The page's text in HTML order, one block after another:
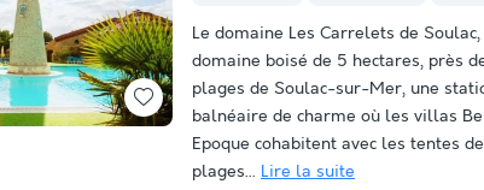
Le domaine Les Carrelets de Soulac,
domaine boisé de 5 hectares, près
plages de Soulac-sur-Mer, une
balnéaire de charme où les villas
Epoque cohabitent avec les tentes de
plages... Lire la suite